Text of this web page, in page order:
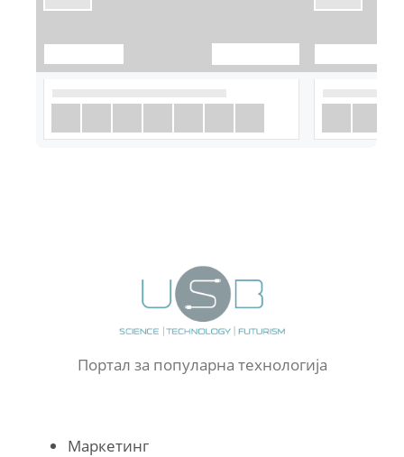
Портал за популарна технологија
Маркетинг